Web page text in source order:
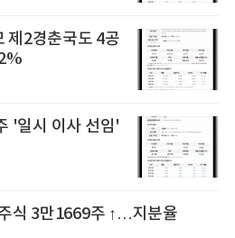
제2경춘국도 4공
'일시 이사 선임'
1669주 ↑…지분율